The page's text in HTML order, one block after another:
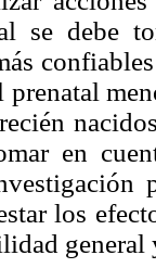
se debe
prenatal
en
los
general